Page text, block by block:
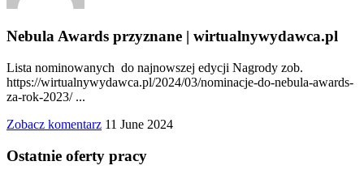
Nebula Awards przyznane | wirtualnywydawca.pl
Lista nominowanych do najnowszej edycji Nagrody zob.
https://wirtualnywydawca.pl/2024/03/nominacje-do-nebula-awards-
za-rok-2023/ ...
Zobacz komentarz 11 June 2024
Ostatnie oferty pracy